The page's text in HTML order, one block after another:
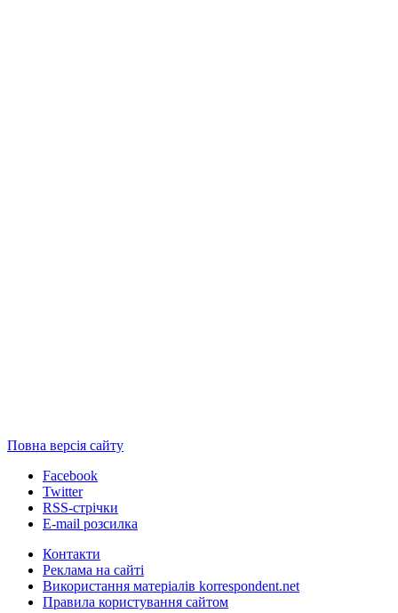
Повна версія сайту
Facebook
Twitter
RSS-стрічки
E-mail розсилка
Контакти
Реклама на сайті
Використання матеріалів korrespondent.net
Правила користування сайтом